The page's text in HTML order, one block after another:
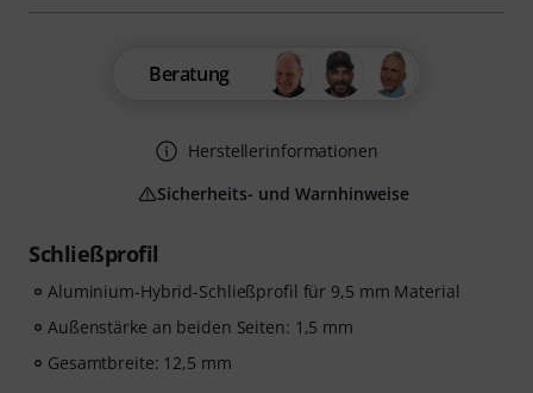
Schließprofil
Aluminium-Hybrid-Schließprofil für 9,5 mm Material
Außenstärke an beiden Seiten: 1,5 mm
Gesamtbreite: 12,5 mm
Beratung
Herstellerinformationen
Sicherheits- und Warnhinweise